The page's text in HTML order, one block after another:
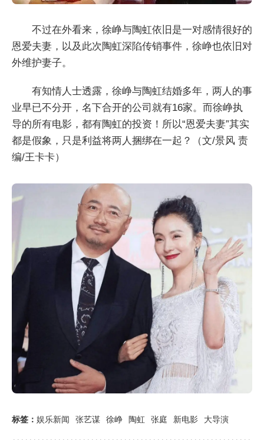
不过在外看来，徐峥与陶虹依旧是一对感情很好的
恩爱夫妻，以及此次陶虹深陷传销事件，徐峥也依旧对
外维护妻子。
有知情人士透露，徐峥与陶虹结婚多年，两人的事
业早已不分开，名下合开的公司就有16家。而徐峥执
导的所有电影，都有陶虹的投资！所以“恩爱夫妻”其实
都是假象，只是利益将两人捆绑在一起？（文/景风 责
编/王卡卡）
标签： 娱乐新闻 张艺谋 徐峥 陶虹 张庭 新电影 大导演